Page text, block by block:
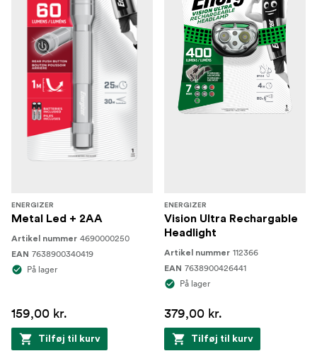
ENERGIZER
Metal Led + 2AA
Artikel nummer 4690000250
EAN 7638900340419
På lager
159,00 kr.
Tilføj til kurv
ENERGIZER
Vision Ultra Rechargable
Headlight
Artikel nummer 112366
EAN 7638900426441
På lager
379,00 kr.
Tilføj til kurv